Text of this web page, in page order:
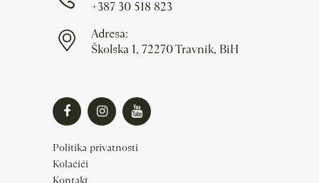
+387 30 518 823
Adresa:
Školska 1, 72270 Travnik, BiH
Politika privatnosti
Kolačići
Kontakt